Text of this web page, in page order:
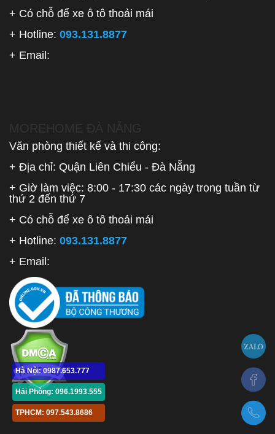
Hà Nội: 0987.653.777
Hải Phòng: 096.1993.555
TPHCM: 097.543.8686
+ Có chỗ để xe ô tô thoải mái
+ Hotline: 093.131.8877
+ Email:
Văn phòng thiết kế và thi công:
+ Địa chỉ: Quận Liên Chiểu - Đà Nẵng
+ Giờ làm việc: 8:00 - 17:30 các ngày trong tuần từ
thứ 2 đến thứ 7
+ Có chỗ để xe ô tô thoải mái
+ Hotline: 093.131.8877
+ Email: